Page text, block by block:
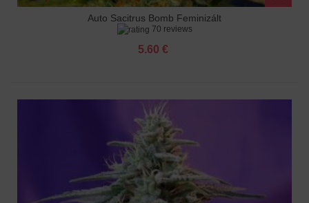
Auto Sacitrus Bomb Feminizált
70 reviews
5.60 €